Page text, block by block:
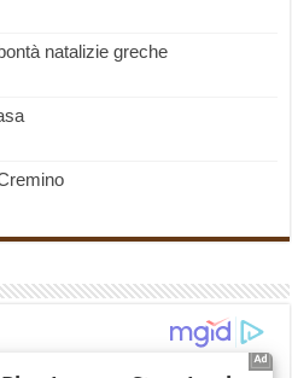
natalizie greche